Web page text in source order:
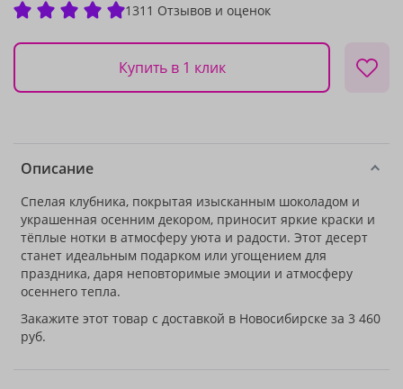
1311 Отзывов и оценок
Купить в 1 клик
Описание
Спелая клубника, покрытая изысканным шоколадом и
украшенная осенним декором, приносит яркие краски и
тёплые нотки в атмосферу уюта и радости. Этот десерт
станет идеальным подарком или угощением для
праздника, даря неповторимые эмоции и атмосферу
осеннего тепла.
Закажите этот товар с доставкой в Новосибирске за 3 460
руб.